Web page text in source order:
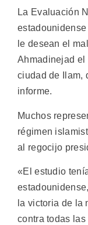
La Evaluación
le desean el
Ahmadinejad el
ciudad de Ilam,
informe.
Muchos
régimen
al regocijo
«El estudio
la victoria de la
contra todas